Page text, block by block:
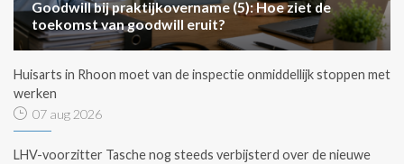
Goodwill bij praktijkovername (5): Hoe ziet de
toekomst van goodwill eruit?
Huisarts in Rhoon moet van de inspectie onmiddellijk stoppen met
werken
07 aug 2026
LHV-voorzitter Tasche nog steeds verbijsterd over de nieuwe